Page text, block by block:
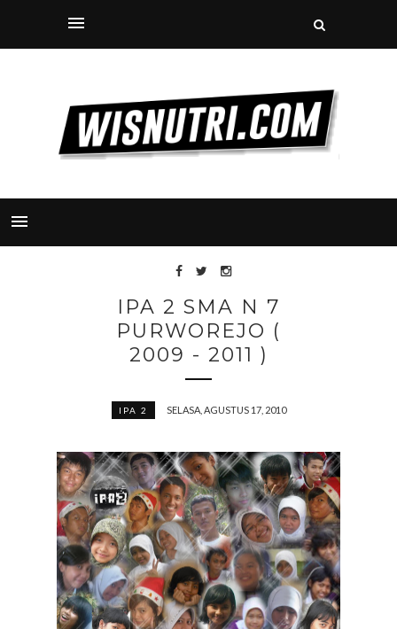
IPA 2 SMA N 7
PURWOREJO (
2009 - 2011 )
IPA 2 SELASA, AGUSTUS 17, 2010